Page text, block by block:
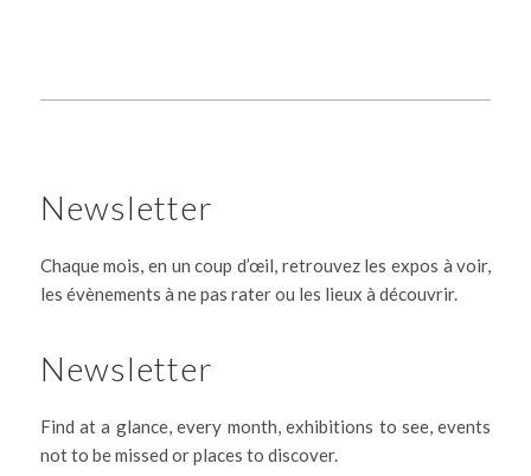
Newsletter
Chaque mois, en un coup d’œil, retrouvez les expos à voir,
les évènements à ne pas rater ou les lieux à découvrir.
Newsletter
Find at a glance, every month, exhibitions to see, events
not to be missed or places to discover.